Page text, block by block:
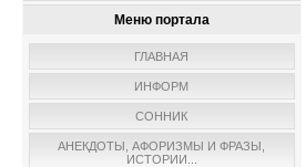
Меню портала
ГЛАВНАЯ
ИНФОРМ
СОННИК
АНЕКДОТЫ, АФОРИЗМЫ И ФРАЗЫ,
ИСТОРИИ...